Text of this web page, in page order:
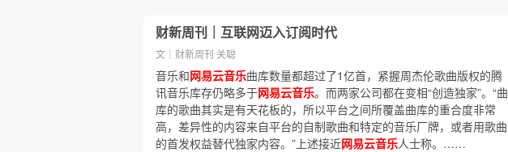
财新周刊｜互联网迈入订阅时代
文｜财新周刊 关聪
音乐和网易云音乐曲库数量都超过了1亿首，紧握周杰伦歌曲版权的腾
讯音乐库存仍略多于网易云音乐。而两家公司都在变相“创造独家”。“曲
库的歌曲其实是有天花板的，所以平台之间所覆盖曲库的重合度非常
高，差异性的内容来自平台的自制歌曲和特定的音乐厂牌，或者用歌曲
的首发权益替代独家内容。”上述接近网易云音乐人士称。……